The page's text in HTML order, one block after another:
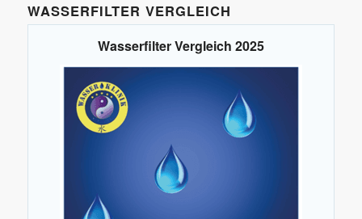
WASSERFILTER VERGLEICH
Wasserfilter Vergleich 2025